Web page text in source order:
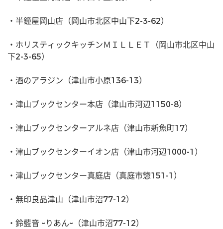
・半鐘屋岡山店（岡山市北区中山下2-3-62）
・ホリスティックキッチンＭＩＬＬＥＴ（岡山市北区中山
下2-3-65）
・酒のアラジン（津山市小原136-13）
・津山ブックセンター本店（津山市河辺1150-8）
・津山ブックセンターアルネ店（津山市新魚町17）
・津山ブックセンターイオン店（津山市河辺1000-1）
・津山ブックセンター真庭店（真庭市惣151-1）
・無印良品津山（津山市沼77-12）
・鈴藍音 ~りあん~（津山市沼77-12）